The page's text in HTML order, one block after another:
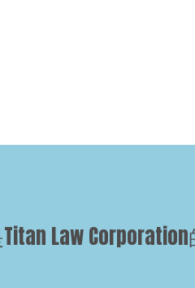
Law